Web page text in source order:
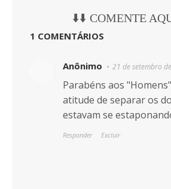
⬇️⬇️ COMENTE
1 COMENTÁRIOS
Anônimo 21 de setembro
Parabéns aos
atitude de separar os
estavam se
Responder Excluir